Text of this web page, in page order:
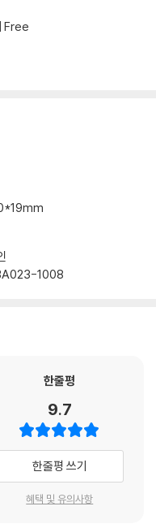
Free
1008
한줄평
9.7
한줄평 쓰기
혜택 및 유의사항